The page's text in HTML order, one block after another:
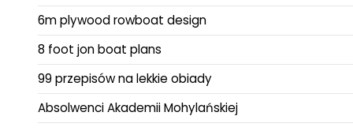
6m plywood rowboat design
8 foot jon boat plans
99 przepisów na lekkie obiady
Absolwenci Akademii Mohylańskiej